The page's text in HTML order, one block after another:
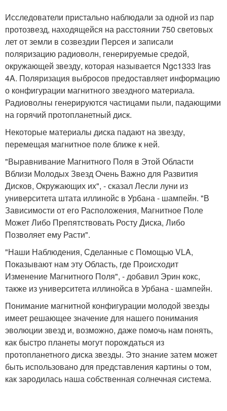
Исследователи пристально наблюдали за одной из пар
протозвезд, находящейся на расстоянии 750 световых
лет от земли в созвездии Персея и записали
поляризацию радиоволн, генерируемые средой,
окружающей звезду, которая называется Ngc1333 Iras
4A. Поляризация выбросов предоставляет информацию
о конфигурации магнитного звездного материала.
Радиоволны генерируются частицами пыли, падающими
на горячий протопланетный диск.
Некоторые материалы диска падают на звезду,
перемещая магнитное поле ближе к ней.
"Выравнивание Магнитного Поля в Этой Области
Вблизи Молодых Звезд Очень Важно для Развития
Дисков, Окружающих их", - сказал Лесли луни из
университета штата иллинойс в Урбана - шампейн. "В
Зависимости от его Расположения, Магнитное Поле
Может Либо Препятствовать Росту Диска, Либо
Позволяет ему Расти".
"Наши Наблюдения, Сделанные с Помощью VLA,
Показывают нам эту Область, где Происходит
Изменение Магнитного Поля", - добавил Эрин кокс,
также из университета иллинойса в Урбана - шампейн.
Понимание магнитной конфигурации молодой звезды
имеет решающее значение для нашего понимания
эволюции звезд и, возможно, даже помочь нам понять,
как быстро планеты могут порождаться из
протопланетного диска звезды. Это знание затем может
быть использовано для представления картины о том,
как зародилась наша собственная солнечная система.